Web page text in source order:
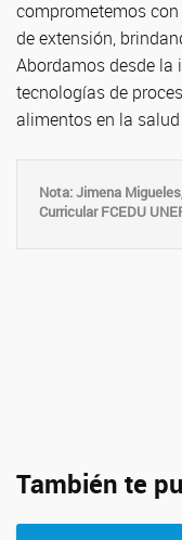
comprometemos
de extensión,
Abordamos desde
tecnologías de
alimentos en la
Nota: Jimena
Curricular FCEDU
También te